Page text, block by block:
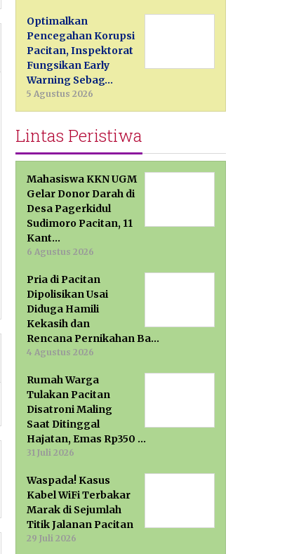
Optimalkan
Pencegahan Korupsi
Pacitan, Inspektorat
Fungsikan Early
Warning Sebag…
5 Agustus 2026
Lintas Peristiwa
Mahasiswa KKN UGM
Gelar Donor Darah di
Desa Pagerkidul
Sudimoro Pacitan, 11
Kant…
6 Agustus 2026
Pria di Pacitan
Dipolisikan Usai
Diduga Hamili
Kekasih dan
Rencana Pernikahan Ba…
4 Agustus 2026
Rumah Warga
Tulakan Pacitan
Disatroni Maling
Saat Ditinggal
Hajatan, Emas Rp350 …
31 Juli 2026
Waspada! Kasus
Kabel WiFi Terbakar
Marak di Sejumlah
Titik Jalanan Pacitan
29 Juli 2026